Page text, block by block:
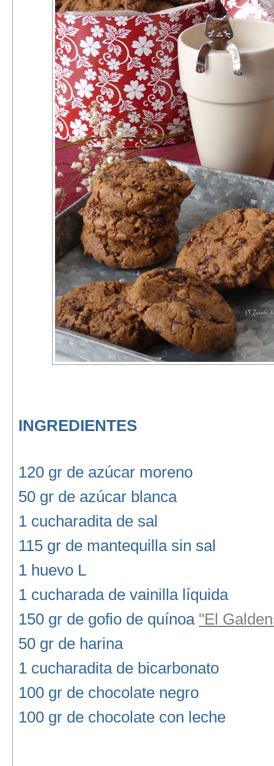
INGREDIENTES
120 gr de azúcar moreno
50 gr de azúcar blanca
1 cucharadita de sal
115 gr de mantequilla sin sal
1 huevo L
1 cucharada de vainilla líquida
150 gr de gofio de quínoa "El
50 gr de harina
1 cucharadita de bicarbonato
100 gr de chocolate negro
100 gr de chocolate con leche